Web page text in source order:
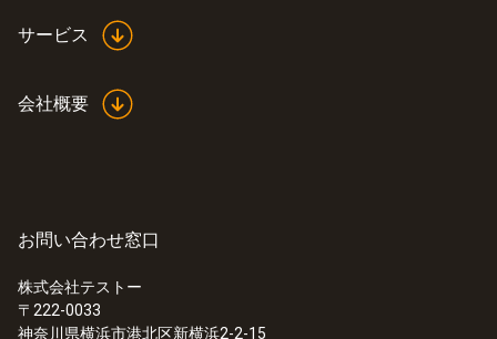
外形寸法
40 X 30 X 30 mm (LxWxH)
:0632 3510
サービス
会社概要
お問い合わせ窓口
株式会社テストー
〒222-0033
神奈川県横浜市港北区新横浜2-2-15